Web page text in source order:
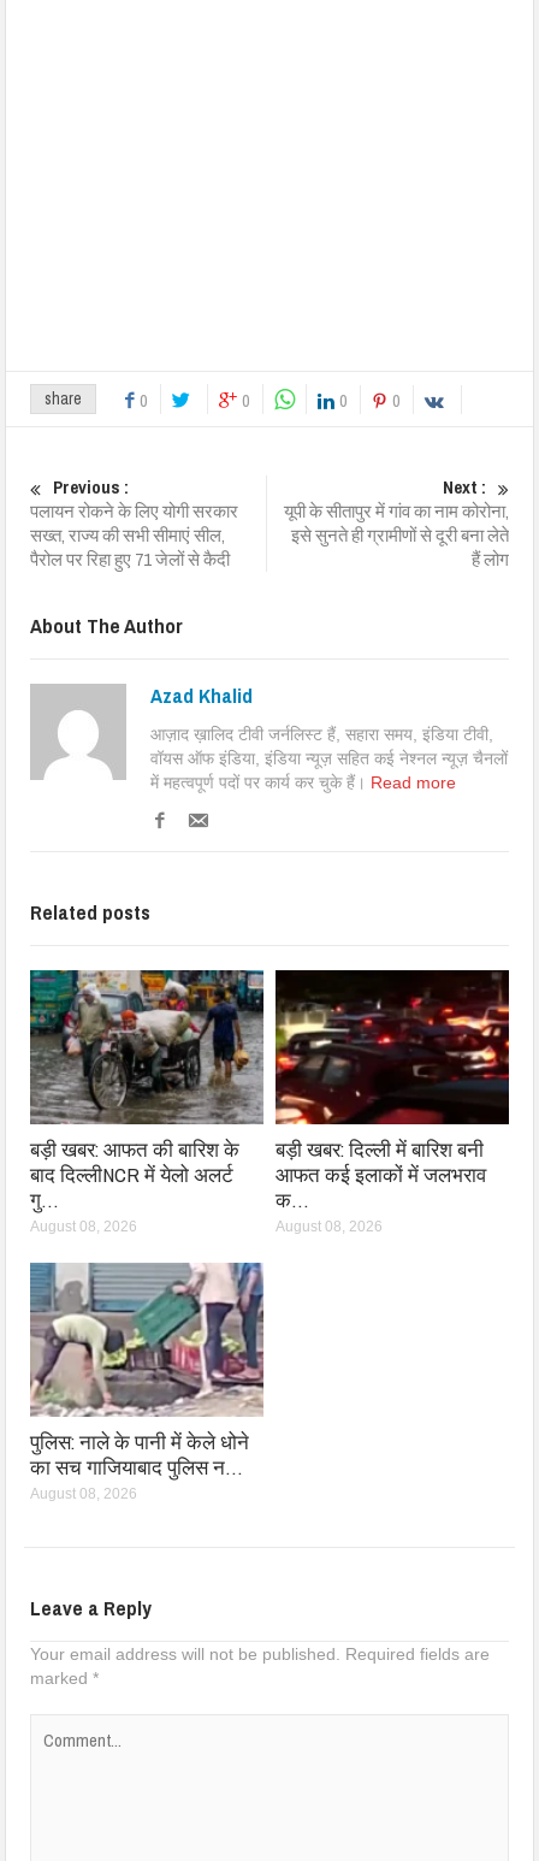
share 0 0 0 0
Previous :
पलायन रोकने के लिए योगी सरकार
सख्त, राज्य की सभी सीमाएं सील,
पैरोल पर रिहा हुए 71 जेलों से कैदी
Next :
यूपी के सीतापुर में गांव का नाम कोरोना,
इसे सुनते ही ग्रामीणों से दूरी बना लेते
हैं लोग
About The Author
Azad Khalid
आज़ाद ख़ालिद टीवी जर्नलिस्ट हैं, सहारा समय, इंडिया टीवी,
वॉयस ऑफ इंडिया, इंडिया न्यूज़ सहित कई नेश्नल न्यूज़ चैनलों
में महत्वपूर्ण पदों पर कार्य कर चुके हैं। Read more
Related posts
बड़ी खबर: आफत की बारिश के
बाद दिल्लीNCR में येलो अलर्ट
गु…
August 08, 2026
बड़ी खबर: दिल्ली में बारिश बनी
आफत कई इलाकों में जलभराव
क…
August 08, 2026
पुलिस: नाले के पानी में केले धोने
का सच गाजियाबाद पुलिस न…
August 08, 2026
Leave a Reply
Your email address will not be published.
Required fields are
marked*